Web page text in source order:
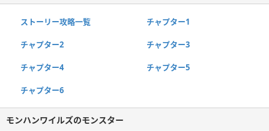
ストーリー攻略一覧 チャプター1
チャプター2 チャプター3
チャプター4 チャプター5
チャプター6
モンハンワイルズのモンスター